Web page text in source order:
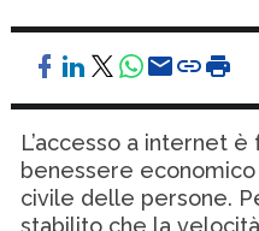
L’accesso a internet
benessere
civile delle persone.
stabilito che la